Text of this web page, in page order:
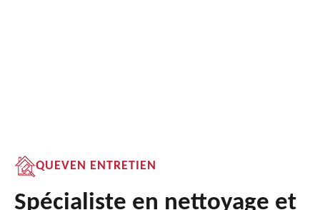
QUEVEN ENTRETIEN
Spécialiste en nettoyage et